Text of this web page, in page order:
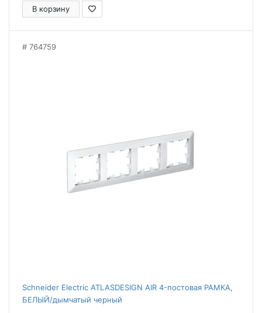
В корзину
764759
Schneider Electric ATLASDESIGN AIR 4-постовая РАМКА,
БЕЛЫЙ/дымчатый черный